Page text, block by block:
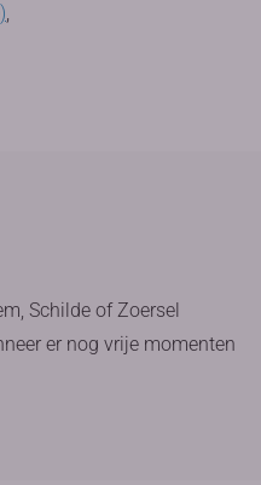
,
Schilde of Zoersel
er nog vrije momenten